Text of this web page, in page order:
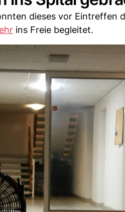
dieses vor Eintreffen
ins Freie begleitet.